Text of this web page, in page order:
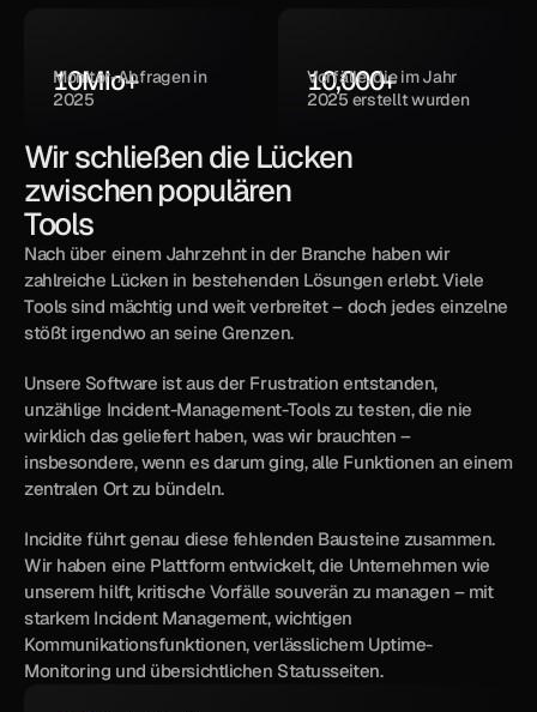
10Mio+
Monitor-Abfragen in
2025
10,000+
Vorfälle, die im Jahr
2025 erstellt wurden
Wir schließen die Lücken
zwischen populären
Tools
Nach über einem Jahrzehnt in der Branche haben wir
zahlreiche Lücken in bestehenden Lösungen erlebt. Viele
Tools sind mächtig und weit verbreitet – doch jedes einzelne
stößt irgendwo an seine Grenzen.
Unsere Software ist aus der Frustration entstanden,
unzählige Incident-Management-Tools zu testen, die nie
wirklich das geliefert haben, was wir brauchten –
insbesondere, wenn es darum ging, alle Funktionen an einem
zentralen Ort zu bündeln.
Incidite führt genau diese fehlenden Bausteine zusammen.
Wir haben eine Plattform entwickelt, die Unternehmen wie
unserem hilft, kritische Vorfälle souverän zu managen – mit
starkem Incident Management, wichtigen
Kommunikationsfunktionen, verlässlichem Uptime-
Monitoring und übersichtlichen Statusseiten.